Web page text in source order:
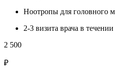
Ноотропы для головного
2-3 визита врача в
2 500
₽